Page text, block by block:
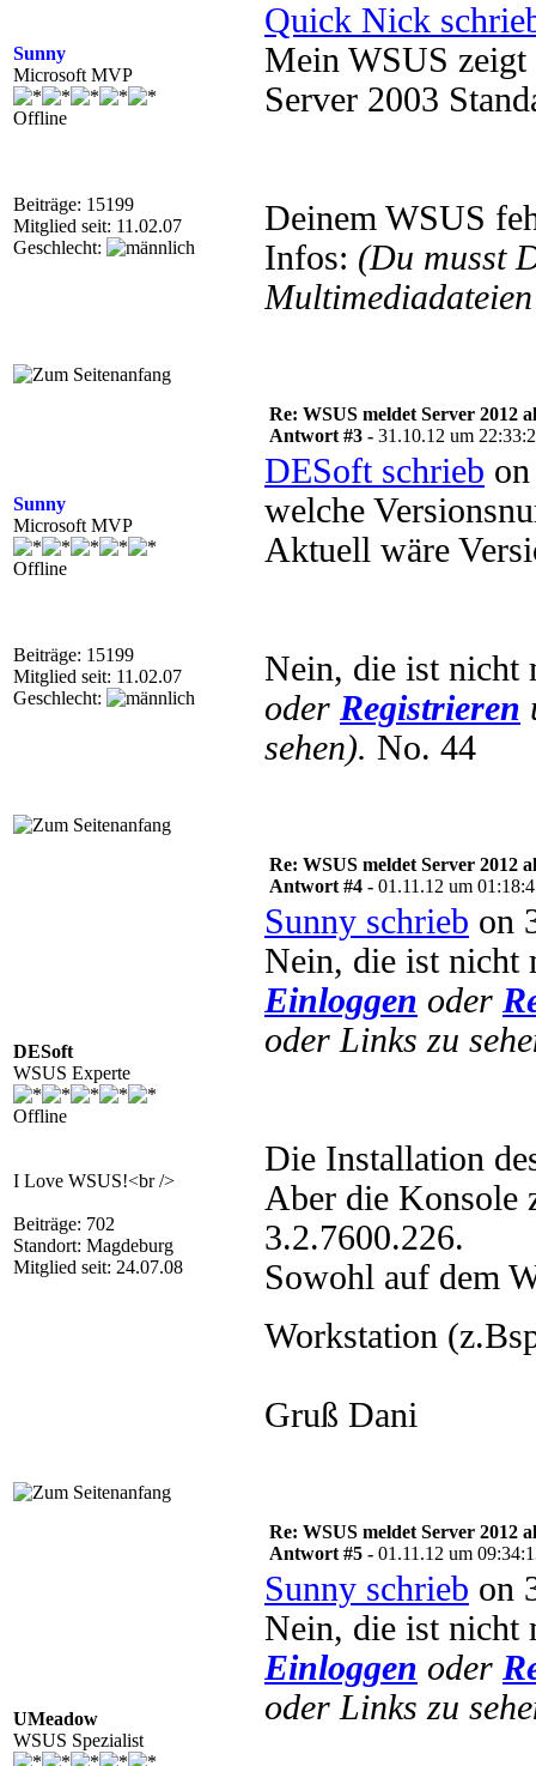
Sunny
Microsoft MVP
Offline
Beiträge: 15199
Mitglied seit: 11.02.07
Geschlecht:
Quick Nick
Mein WSUS
Server 2003
Deinem WSUS
Infos: (Du musst
Sunny
Microsoft MVP
Offline
Beiträge: 15199
Mitglied seit: 11.02.07
Geschlecht:
Re: WSUS meldet Server 2012
Antwort #3 - 31.10.12 um
DESoft schrieb
welche
Aktuell wäre
Nein, die ist nicht
oder Registrieren
sehen). No. 44
DESoft
WSUS Experte
Offline
I Love WSUS!<br />
Beiträge: 702
Standort: Magdeburg
Mitglied seit: 24.07.08
Re: WSUS meldet Server 2012
Antwort #4 - 01.11.12 um
Sunny schrieb on
Nein, die ist nicht
Einloggen oder
oder Links zu
Die Installation
Aber die Konsole
3.2.7600.226.
Sowohl auf dem
Workstation
Gruß Dani
UMeadow
WSUS Spezialist
Re: WSUS meldet Server 2012
Antwort #5 - 01.11.12 um
Sunny schrieb on
Nein, die ist nicht
Einloggen oder
oder Links zu